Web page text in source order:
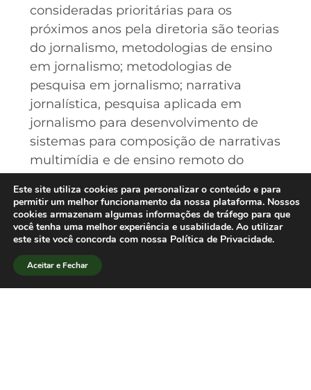
consideradas prioritárias para os
próximos anos pela diretoria são teorias
do jornalismo, metodologias de ensino
em jornalismo; metodologias de
pesquisa em jornalismo; narrativa
jornalística, pesquisa aplicada em
jornalismo para desenvolvimento de
sistemas para composição de narrativas
multimídia e de ensino remoto do
Fundamentos das práticas jornalísticas.
O Plano Nacional deve orientar as
ações de Governo na pós-graduação
nos próximos 5 anos – 2005-2010.
[/lang_pt]
Este site utiliza cookies para personalizar o conteúdo e para
permitir um melhor funcionamento da nossa plataforma. Nossos
cookies armazenam algumas informações de tráfego para que
você tenha uma melhor experiência e usabilidade. Ao utilizar
este site você concorda com nossa Política de Privacidade.
Aceitar e Fechar